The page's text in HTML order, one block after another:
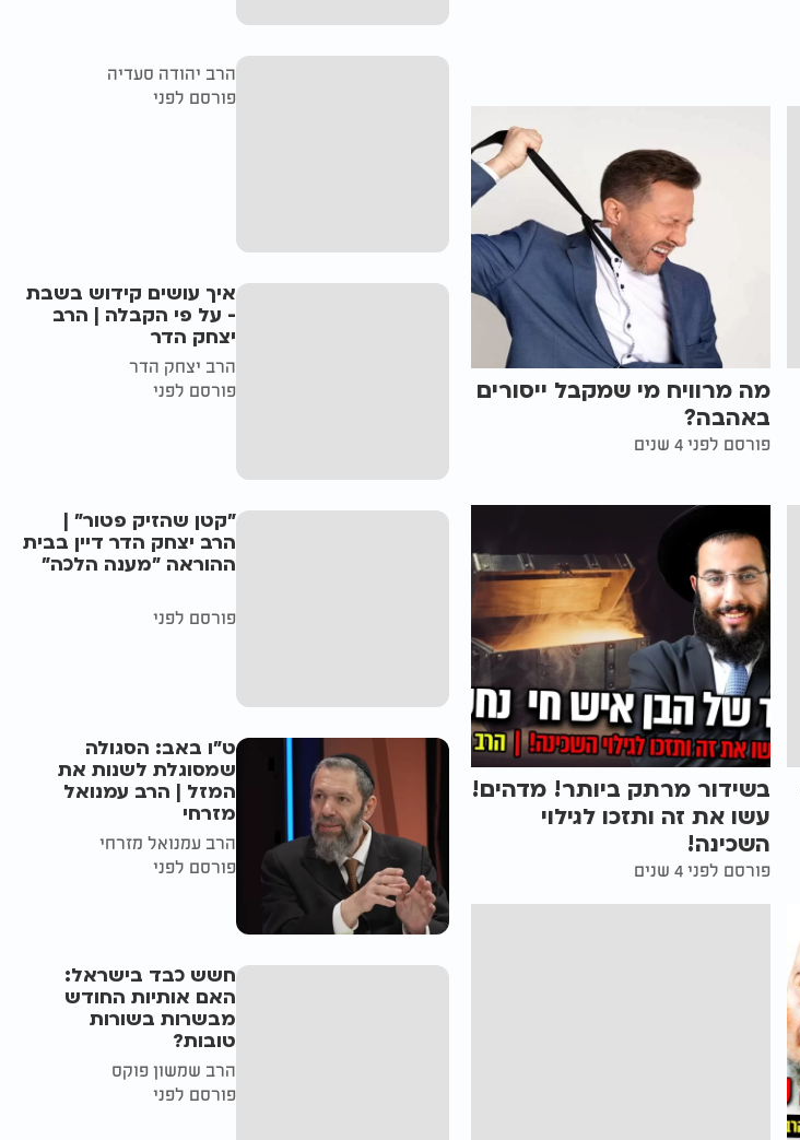
מה מרוויח מי שמקבל ייסורים
באהבה?
פורסם לפני 4 שנים
בשידור מרתק ביותר! מדהים!
עשו את זה ותזכו לגילוי
השכינה!
פורסם לפני 4 שנים
הרב יהודה סעדיה
פורסם לפני
איך עושים קידוש בשבת
- על פי הקבלה | הרב
יצחק הדר
הרב יצחק הדר
פורסם לפני
"קטן שהזיק פטור" |
הרב יצחק הדר דיין בבית
ההוראה "מענה הלכה"
פורסם לפני
ט"ו באב: הסגולה
שמסוגלת לשנות את
המזל | הרב עמנואל
מזרחי
הרב עמנואל מזרחי
פורסם לפני
חשש כבד בישראל:
האם אותיות החודש
מבשרות בשורות
טובות?
הרב שמשון פוקס
פורסם לפני